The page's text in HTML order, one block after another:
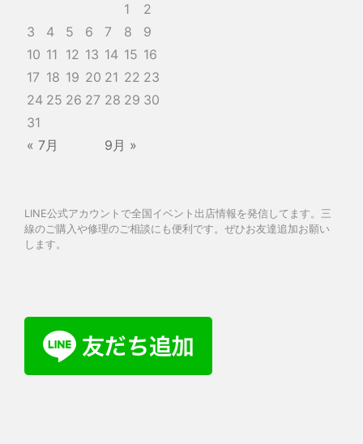
1
2
3
4 5 6 7 8
9
10 11 12 13 14 15 16
17 18 19 20 21 22 23
24 25 26 27 28 29 30
31
« 7月
9月 »
LINE公式アカウントで全国イベント出店情報を発信してます。三
線のご購入や修理のご相談にも便利です。ぜひお友達追加お願い
します。